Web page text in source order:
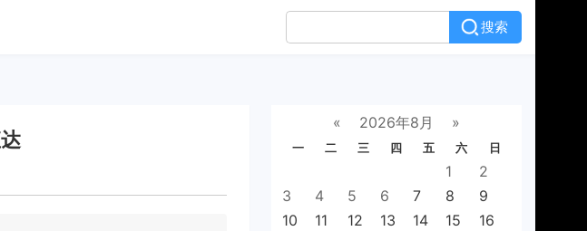
搜索
« 2026年8月 »
一 二 三 四 五 六 日
1
2
3
4 5 6 7 8
9
10
11 12 13 14 15
16